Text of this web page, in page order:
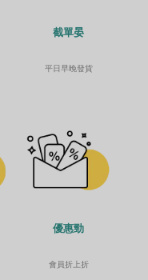
截單晏
平日早晚發貨
優惠勁
會員折上折